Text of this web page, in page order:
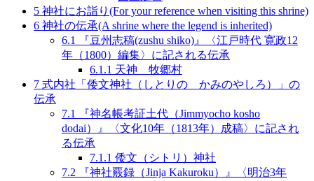
5 神社にお詣り(For your reference when visiting this shrine)
6 神社の伝承(A shrine where the legend is inherited)
6.1
『豆州志稿(zushu shiko)』〈江戸時代 寛政12
年（1800）編集〉に記される伝承
6.1.1 天神 牧郷村
7 式内社「倭文神社（しとりの かみのやしろ）」の
伝承
7.1
『神名帳考証土代（Jimmyocho kosho
dodai）』〈文化10年（1813年）成稿〉に記され
る伝承
7.1.1 倭文（シトリ）神社
7.2 『神社覈録（Jinja Kakuroku）』〈明治3年